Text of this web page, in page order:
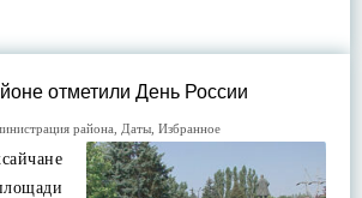
отметили День России
района Даты Избранное